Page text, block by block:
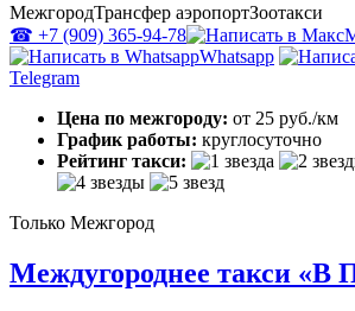
МежгородТрансфер аэропортЗоотакси
☎ +7 (909) 365-94-78
Whatsapp
Telegram
Цена по межгороду: от 25 руб./км
График работы: круглосуточно
Рейтинг такси:
Только Межгород
Междугороднее такси «В